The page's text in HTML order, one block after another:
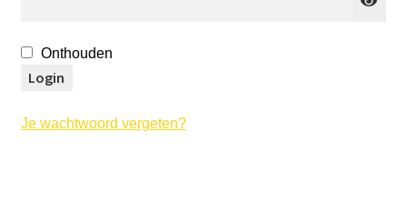
Onthouden
Login
Je wachtwoord vergeten?